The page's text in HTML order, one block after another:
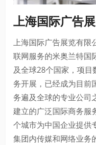
上海国际广告
上海国际广告展览有限
联网服务的米奥兰特国
及全球28个国家，项
务开展，已经成为目前
务遍及全球的专业公司
建立的广泛国际商务服
个城市为中国企业提供
集团内传媒和网络业务